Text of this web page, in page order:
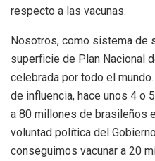
respecto a las vacunas.
Nosotros, como sistema de
superficie de Plan Nacional
celebrada por todo el
de influencia, hace unos 4 o
a 80 millones de brasileños
voluntad política del
conseguimos vacunar a 20